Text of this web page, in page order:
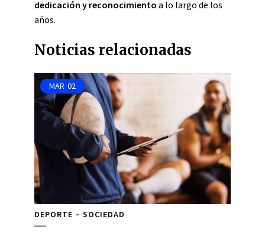
dedicación y reconocimiento a lo largo de los
años.
Noticias relacionadas
MAR 02
DEPORTE SOCIEDAD